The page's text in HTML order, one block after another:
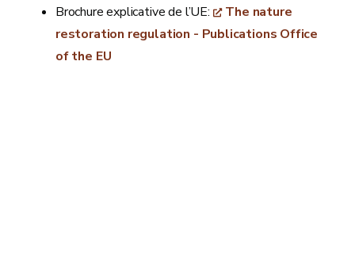
Brochure explicative de l’UE:
The nature
restoration regulation - Publications Office
of the EU